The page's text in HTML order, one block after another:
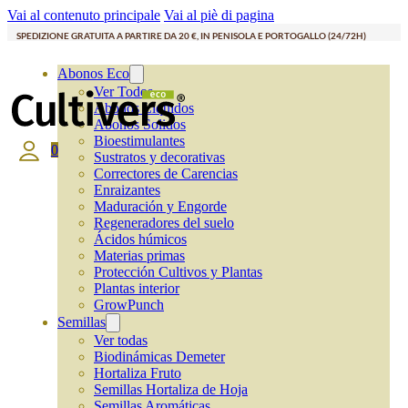
Vai al contenuto principale Vai al piè di pagina
SPEDIZIONE GRATUITA A PARTIRE DA 20 €, IN PENISOLA E PORTOGALLO (24/72H)
Abonos Eco
Ver Todos
Abonos Líquidos
Abonos Solidos
Bioestimulantes
Sustratos y decorativas
Correctores de Carencias
Enraizantes
Maduración y Engorde
Regeneradores del suelo
Ácidos húmicos
Materias primas
Protección Cultivos y Plantas
Plantas interior
GrowPunch
Semillas
Ver todas
Biodinámicas Demeter
Hortaliza Fruto
Semillas Hortaliza de Hoja
0